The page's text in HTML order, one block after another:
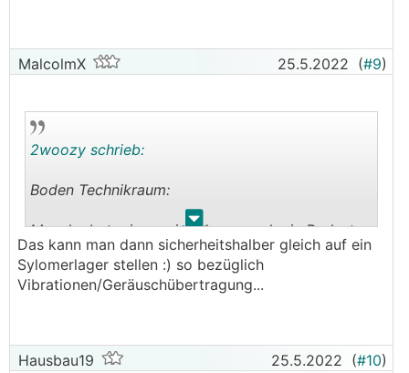
MalcolmX 25.5.2022 (#9)
. .
2woozy schrieb:
Boden Technikraum:
Manche betonieren sich davor auch ein Podest.
Habe ich auch gemacht, hätte fürs Display der
WPsogar noch 20cm höher sein können
Das kann man dann sicherheitshalber gleich auf ein
Sylomerlager stellen :) so bezüglich
Vibrationen/Geräuschübertragung...
Hausbau19 25.5.2022 (#10)